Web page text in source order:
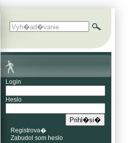
Login
Heslo
Registrova�
Zabudol som heslo